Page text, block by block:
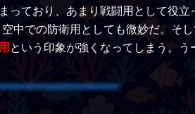
っており、あまり戦闘用として役立
中での防衛用としても微妙だ。そし
という印象が強くなってしまう。う